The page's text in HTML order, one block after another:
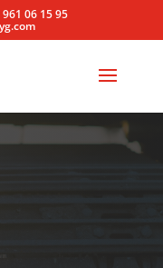
06 15 95